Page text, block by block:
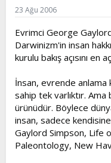
23 Ağu 2006
Evrimci George
Darwinizm'in insan
kurulu bakış açısını
İnsan, evrende
sahip tek varlıktır.
ürünüdür. Böylece
insan, sadece
Gaylord Simpson, Life
Paleontology, New